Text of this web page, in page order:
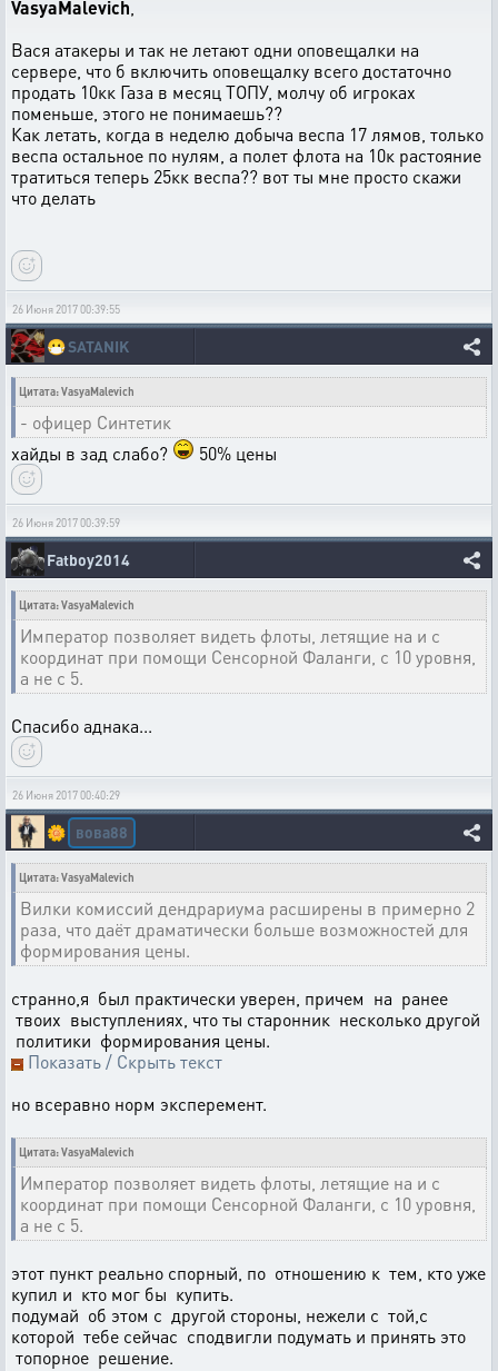
VasyaMalevich,
Вася атакеры и так не летают одни оповещалки на
сервере, что б включить оповещалку всего достаточно
продать 10кк Газа в месяц ТОПУ, молчу об игроках
поменьше, этого не понимаешь??
Как летать, когда в неделю добыча веспа 17 лямов, только
веспа остальное по нулям, а полет флота на 10к растояние
тратиться теперь 25кк веспа?? вот ты мне просто скажи
что делать
26 Июня 2017 00:39:55
😷SATANIK
Цитата: VasyaMalevich
- офицер Синтетик
хайды в зад слабо?
50% цены
26 Июня 2017 00:39:59
Fatboy2014
Цитата: VasyaMalevich
Император позволяет видеть флоты, летящие на и с
координат при помощи Сенсорной Фаланги, с 10 уровня,
а не с 5.
Спасибо аднака...
26 Июня 2017 00:40:29
🌼 вова88
Цитата: VasyaMalevich
Вилки комиссий дендрариума расширены в примерно 2
раза, что даёт драматически больше возможностей для
формирования цены.
странно,я был практически уверен, причем на ранее
твоих выступлениях, что ты старонник несколько другой
политики формирования цены.
Показать / Скрыть текст
но всеравно норм эксперемент.
Цитата: VasyaMalevich
Император позволяет видеть флоты, летящие на и с
координат при помощи Сенсорной Фаланги, с 10 уровня,
а не с 5.
этот пункт реально спорный, по отношению к тем, кто уже
купил и кто мог бы купить.
подумай об этом с другой стороны, нежели с той,с
которой тебе сейчас сподвигли подумать и принять это
топорное решение.